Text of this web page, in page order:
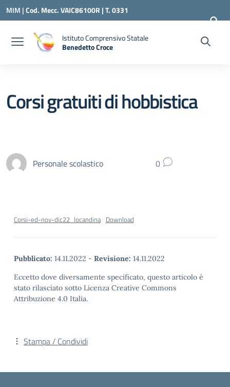
Vai ai contenuti
Vai al menu di navigazione
Vai al footer
MIM |Cod. Mecc. VAIC86100R | T. 0331
240260 | VAIC86100R@ISTRUZIONE.IT
Istituto Comprensivo Statale
Benedetto Croce
Corsi gratuiti di hobbistica
Personale scolastico 0
Corsi-ed-nov-dic22_locandina Download
Pubblicato: 14.11.2022 - Revisione: 14.11.2022
Eccetto dove diversamente specificato, questo articolo è
stato rilasciato sotto Licenza Creative Commons
Attribuzione 4.0 Italia.
Stampa / Condividi